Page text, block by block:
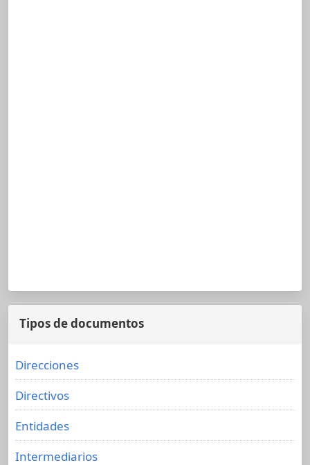
Tipos de documentos
Direcciones
Directivos
Entidades
Intermediarios